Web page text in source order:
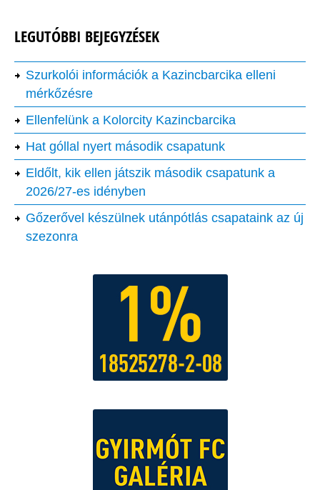
LEGUTÓBBI BEJEGYZÉSEK
Szurkolói információk a Kazincbarcika elleni
mérkőzésre
Ellenfelünk a Kolorcity Kazincbarcika
Hat góllal nyert második csapatunk
Eldőlt, kik ellen játszik második csapatunk a
2026/27-es idényben
Gőzerővel készülnek utánpótlás csapataink az új
szezonra